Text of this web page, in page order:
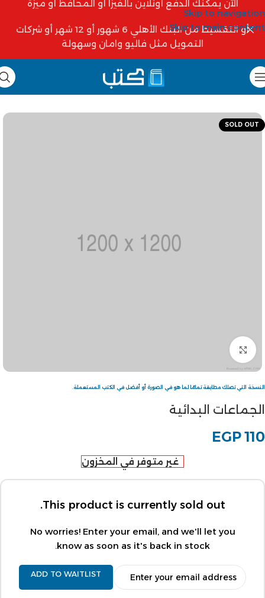
Skip to navigation
Skip to main content
الآن يمكنك الدفع أونلاين بالفيزا أو المحافظ أو ميزة
أو التقسيط من البنك الأهلي 6 شهور أو 12 شهر أو شركات
التمويل مثل فاليو وامان وسهولة
SOLD OUT
Click to enlarge
النسخة التي تصلك مطابقة تمامًا لما هو في الصورة أو أفضل في الكتب المستعملة.
الجماعات البدائية
EGP110
غير متوفر في المخزون
This product is currently sold out.
No worries! Enter your email, and we'll let you
know as soon as it's back in stock.
ADD TO WAITLIST